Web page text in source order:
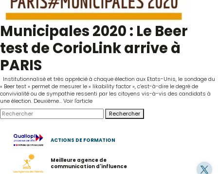
Municipales 2020 : Le Beer
test de CorioLink arrive à
PARIS
Institutionnalisé et très apprécié à chaque élection aux Etats-Unis, le sondage du
« Beer test » permet de mesurer le « likability factor », c’est-à-dire le degré de
convivialité ou de sympathie ressenti par les citoyens vis-à-vis des candidats à
une élection. Deuxième...Voir l'article
Rechercher
ACTIONS DE FORMATION
Meilleure agence de
communication d'influence